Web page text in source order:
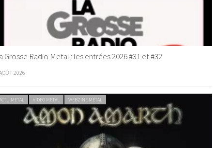
Grosse Radio Metal : les entrées 2026 #31 et #32
2026
METAL VIDEO METAL WEBZINE METAL